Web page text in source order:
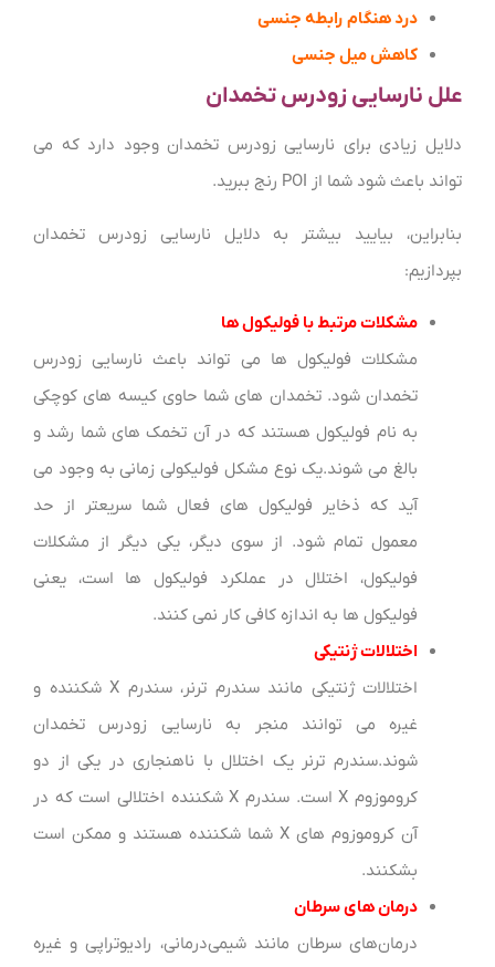
درد هنگام رابطه جنسی
کاهش میل جنسی
علل نارسایی زودرس تخمدان
دلایل زیادی برای نارسایی زودرس تخمدان وجود دارد که می
تواند باعث شود شما از POI رنج ببرید.
بنابراین، بیایید بیشتر به دلایل نارسایی زودرس تخمدان
بپردازیم:
مشکلات مرتبط با فولیکول ها
مشکلات فولیکول ها می تواند باعث نارسایی زودرس
تخمدان شود. تخمدان های شما حاوی کیسه های کوچکی
به نام فولیکول هستند که در آن تخمک های شما رشد و
بالغ می شوند.یک نوع مشکل فولیکولی زمانی به وجود می
آید که ذخایر فولیکول های فعال شما سریعتر از حد
معمول تمام شود. از سوی دیگر، یکی دیگر از مشکلات
فولیکول، اختلال در عملکرد فولیکول ها است، یعنی
فولیکول ها به اندازه کافی کار نمی کنند.
اختلالات ژنتیکی
اختلالات ژنتیکی مانند سندرم ترنر، سندرم X شکننده و
غیره می توانند منجر به نارسایی زودرس تخمدان
شوند.سندرم ترنر یک اختلال با ناهنجاری در یکی از دو
کروموزوم X است. سندرم X شکننده اختلالی است که در
آن کروموزوم های X شما شکننده هستند و ممکن است
بشکنند.
درمان های سرطان
درمان‌های سرطان مانند شیمی‌درمانی، رادیوتراپی و غیره